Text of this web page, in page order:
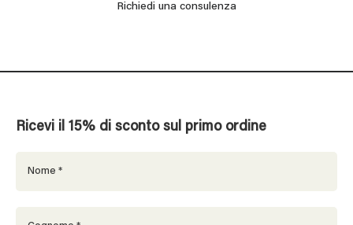
Richiedi una consulenza
Ricevi il 15% di sconto sul primo ordine